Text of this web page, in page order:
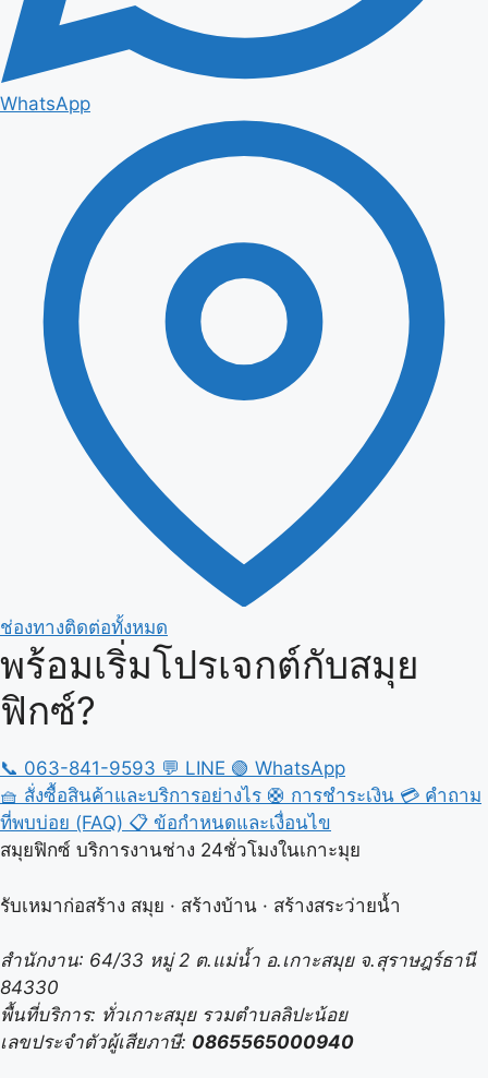
WhatsApp
ช่องทางติดต่อทั้งหมด
พร้อมเริ่มโปรเจกต์กับสมุย
ฟิกซ์?
📞 063-841-9593 💬 LINE 🟢 WhatsApp
🧺 สั่งซื้อสินค้าและบริการอย่างไร 🛟 การชำระเงิน 💳 คำถาม
ที่พบบ่อย (FAQ) 📋 ข้อกำหนดและเงื่อนไข
สมุยฟิกซ์ บริการงานช่าง 24ชั่วโมงในเกาะมุย
รับเหมาก่อสร้าง สมุย · สร้างบ้าน · สร้างสระว่ายน้ำ
สำนักงาน: 64/33 หมู่ 2 ต.แม่น้ำ อ.เกาะสมุย จ.สุราษฎร์ธานี
84330
พื้นที่บริการ: ทั่วเกาะสมุย รวมตำบลลิปะน้อย
เลขประจำตัวผู้เสียภาษี: 0865565000940